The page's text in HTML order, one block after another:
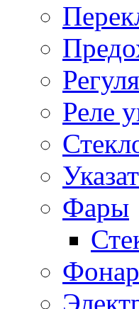
Реле
Фары